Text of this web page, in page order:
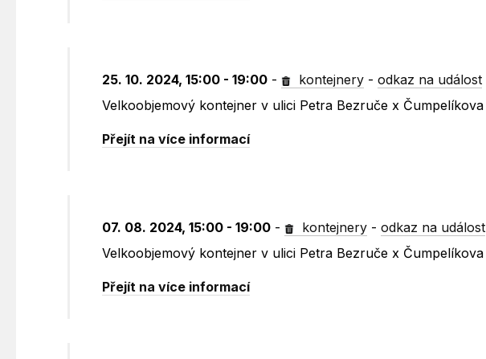
25. 10. 2024, 15:00 - 19:00 - kontejnery -odkaz na událost
Velkoobjemový kontejner v ulici Petra Bezruče x Čumpelíkova
Přejít na více informací
07. 08. 2024, 15:00 - 19:00 - kontejnery -odkaz na událost
Velkoobjemový kontejner v ulici Petra Bezruče x Čumpelíkova
Přejít na více informací